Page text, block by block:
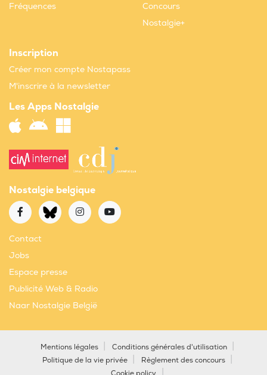
Fréquences
Concours
Nostalgie+
Inscription
Créer mon compte Nostapass
M'inscrire à la newsletter
Les Apps Nostalgie
Nostalgie belgique
Contact
Jobs
Espace presse
Publicité Web & Radio
Naar Nostalgie België
Mentions légales
Conditions générales d'utilisation
Politique de la vie privée
Règlement des concours